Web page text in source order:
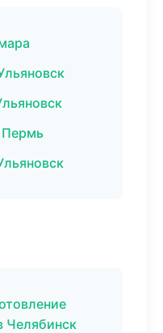
Челябинск